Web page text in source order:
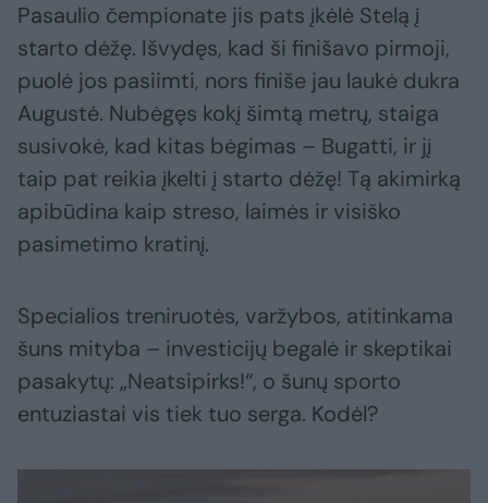
Pasaulio čempionate jis pats įkėlė Stelą į
starto dėžę. Išvydęs, kad ši finišavo pirmoji,
puolė jos pasiimti, nors finiše jau laukė dukra
Augustė. Nubėgęs kokį šimtą metrų, staiga
susivokė, kad kitas bėgimas – Bugatti, ir jį
taip pat reikia įkelti į starto dėžę! Tą akimirką
apibūdina kaip streso, laimės ir visiško
pasimetimo kratinį.
Specialios treniruotės, varžybos, atitinkama
šuns mityba – investicijų begalė ir skeptikai
pasakytų: „Neatsipirks!“, o šunų sporto
entuziastai vis tiek tuo serga. Kodėl?